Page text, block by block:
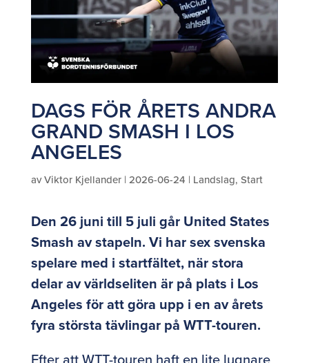
DAGS FÖR ÅRETS ANDRA
GRAND SMASH I LOS
ANGELES
avViktor Kjellander| 2026-06-24 | Landslag, Start
Den 26 juni till 5 juli går United States
Smash av stapeln. Vi har sex svenska
spelare med i startfältet, när stora
delar av världseliten är på plats i Los
Angeles för att göra upp i en av årets
fyra största tävlingar på WTT-touren.